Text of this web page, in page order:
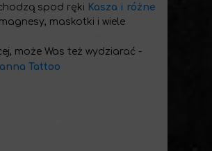
spod ręki Kasza i różne
maskotki i wiele
może Was też wydziarać -
Tattoo